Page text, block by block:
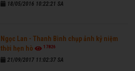
18/05/2016 10:22:21 SA
Ngọc Lan - Thanh Bình chụp ảnh kỷ niệm
thời hẹn hò
17826
21/09/2017 11:02:37 SA